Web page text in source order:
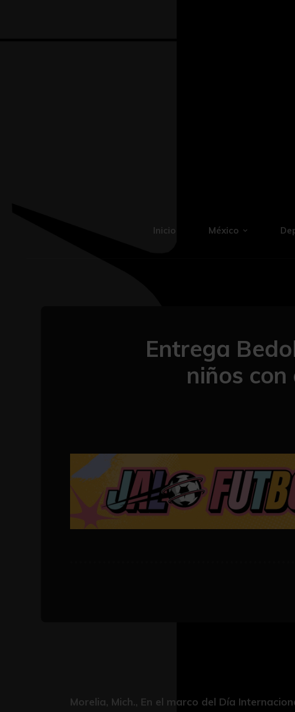
Inicio México
Entrega
niños
Morelia, Mich., En el marco del Día